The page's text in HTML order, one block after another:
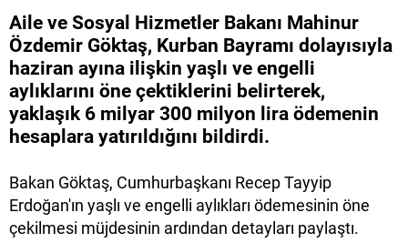
Aile ve Sosyal Hizmetler Bakanı Mahinur
Özdemir Göktaş, Kurban Bayramı dolayısıyla
haziran ayına ilişkin yaşlı ve engelli
aylıklarını öne çektiklerini belirterek,
yaklaşık 6 milyar 300 milyon lira ödemenin
hesaplara yatırıldığını bildirdi.
Bakan Göktaş, Cumhurbaşkanı Recep Tayyip
Erdoğan'ın yaşlı ve engelli aylıkları ödemesinin öne
çekilmesi müjdesinin ardından detayları paylaştı.